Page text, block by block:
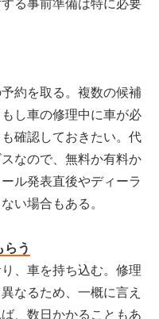
る事前準備は特に必要
約を取る。複数の候補
し車の修理中に車が必
確認しておきたい。代
なので、無料か有料か
ル発表直後やディーラ
い場合もある。
らう
、車を持ち込む。修理
なるため、一概に言え
、数日かかることもあ